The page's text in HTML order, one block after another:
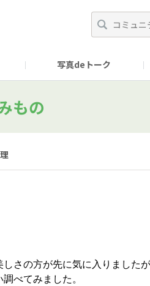
写真deトーク
もの
さの方が先に気に入りました
べてみました。